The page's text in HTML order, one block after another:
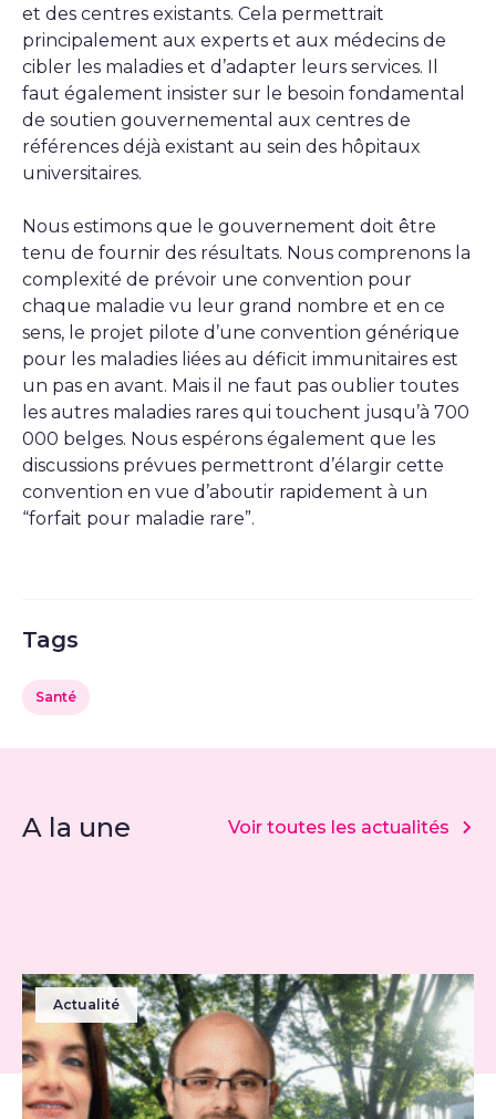
et des centres existants. Cela permettrait
principalement aux experts et aux médecins de
cibler les maladies et d’adapter leurs services. Il
faut également insister sur le besoin fondamental
de soutien gouvernemental aux centres de
références déjà existant au sein des hôpitaux
universitaires.
Nous estimons que le gouvernement doit être
tenu de fournir des résultats. Nous comprenons la
complexité de prévoir une convention pour
chaque maladie vu leur grand nombre et en ce
sens, le projet pilote d’une convention générique
pour les maladies liées au déficit immunitaires est
un pas en avant. Mais il ne faut pas oublier toutes
les autres maladies rares qui touchent jusqu’à 700
000 belges. Nous espérons également que les
discussions prévues permettront d’élargir cette
convention en vue d’aboutir rapidement à un
“forfait pour maladie rare”.
Tags
Santé
A la une Voir toutes les actualités
Actualité